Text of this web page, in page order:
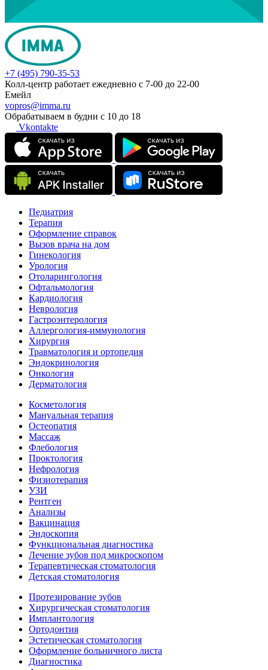
+7 (495) 790-35-53
Колл-центр работает ежедневно с 7-00 до 22-00
Емейл
vopros@imma.ru
Обрабатываем в будни с 10 до 18
Vkontakte
Педиатрия
Терапия
Оформление справок
Вызов врача на дом
Гинекология
Урология
Отоларингология
Офтальмология
Кардиология
Неврология
Гастроэнтерология
Аллергология-иммунология
Хирургия
Травматология и ортопедия
Эндокринология
Онкология
Дерматология
Косметология
Мануальная терапия
Остеопатия
Массаж
Флебология
Проктология
Нефрология
Физиотерапия
УЗИ
Рентген
Анализы
Вакцинация
Эндоскопия
Функциональная диагностика
Лечение зубов под микроскопом
Терапевтическая стоматология
Детская стоматология
Протезирование зубов
Хирургическая стоматология
Имплантология
Ортодонтия
Эстетическая стоматология
Оформление больничного листа
Диагностика